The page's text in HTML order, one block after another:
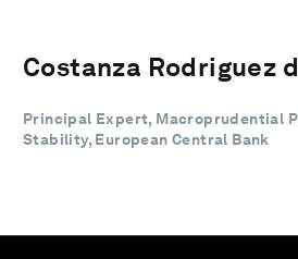
Costanza Rodriguez
Principal Expert, Macroprudential
Stability, European Central Bank